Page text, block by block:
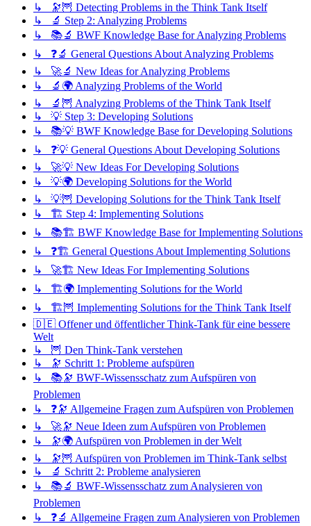
↳ 🔭🦉 Detecting Problems in the Think Tank Itself
↳ 🔬 Step 2: Analyzing Problems
↳ 📚🔬 BWF Knowledge Base for Analyzing Problems
↳ ❓🔬 General Questions About Analyzing Problems
↳ 🚀🔬 New Ideas for Analyzing Problems
↳ 🔬🌍 Analyzing Problems of the World
↳ 🔬🦉 Analyzing Problems of the Think Tank Itself
↳ 💡 Step 3: Developing Solutions
↳ 📚💡 BWF Knowledge Base for Developing Solutions
↳ ❓💡 General Questions About Developing Solutions
↳ 🚀💡 New Ideas For Developing Solutions
↳ 💡🌍 Developing Solutions for the World
↳ 💡🦉 Developing Solutions for the Think Tank Itself
↳ 🏗️ Step 4: Implementing Solutions
↳ 📚🏗️ BWF Knowledge Base for Implementing Solutions
↳ ❓🏗️ General Questions About Implementing Solutions
↳ 🚀🏗️ New Ideas For Implementing Solutions
↳ 🏗️🌍 Implementing Solutions for the World
↳ 🏗️🦉 Implementing Solutions for the Think Tank Itself
🇩🇪 Offener und öffentlicher Think-Tank für eine bessere
Welt
↳ 🦉 Den Think-Tank verstehen
↳ 🔭 Schritt 1: Probleme aufspüren
↳ 📚🔭 BWF-Wissensschatz zum Aufspüren von
Problemen
↳ ❓🔭 Allgemeine Fragen zum Aufspüren von Problemen
↳ 🚀🔭 Neue Ideen zum Aufspüren von Problemen
↳ 🔭🌍 Aufspüren von Problemen in der Welt
↳ 🔭🦉 Aufspüren von Problemen im Think-Tank selbst
↳ 🔬 Schritt 2: Probleme analysieren
↳ 📚🔬 BWF-Wissensschatz zum Analysieren von
Problemen
↳ ❓🔬 Allgemeine Fragen zum Analysieren von Problemen